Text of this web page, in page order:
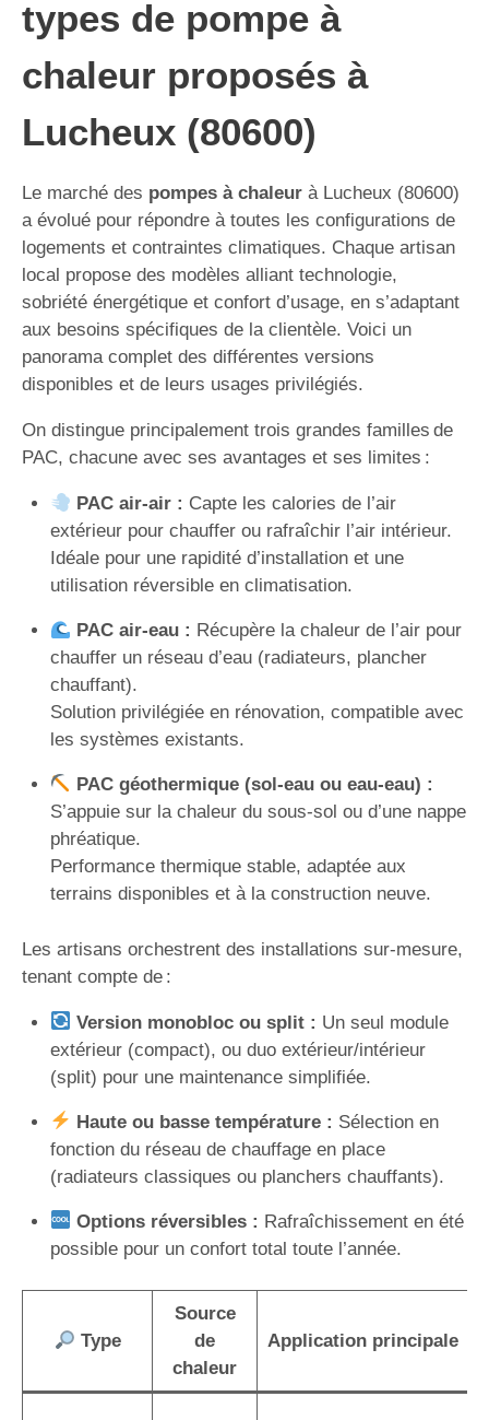
types de pompe à
chaleur proposés à
Lucheux (80600)
Le marché des pompes à chaleur à Lucheux (80600)
a évolué pour répondre à toutes les configurations de
logements et contraintes climatiques. Chaque artisan
local propose des modèles alliant technologie,
sobriété énergétique et confort d’usage, en s’adaptant
aux besoins spécifiques de la clientèle. Voici un
panorama complet des différentes versions
disponibles et de leurs usages privilégiés.
On distingue principalement trois grandes familles de
PAC, chacune avec ses avantages et ses limites :
PAC air-air : Capte les calories de l’air
extérieur pour chauffer ou rafraîchir l’air intérieur.
Idéale pour une rapidité d’installation et une
utilisation réversible en climatisation.
PAC air-eau : Récupère la chaleur de l’air pour
chauffer un réseau d’eau (radiateurs, plancher
chauffant).
Solution privilégiée en rénovation, compatible avec
les systèmes existants.
PAC géothermique (sol-eau ou eau-eau) :
S’appuie sur la chaleur du sous-sol ou d’une nappe
phréatique.
Performance thermique stable, adaptée aux
terrains disponibles et à la construction neuve.
Les artisans orchestrent des installations sur-mesure,
tenant compte de :
Version monobloc ou split : Un seul module
extérieur (compact), ou duo extérieur/intérieur
(split) pour une maintenance simplifiée.
Haute ou basse température : Sélection en
fonction du réseau de chauffage en place
(radiateurs classiques ou planchers chauffants).
Options réversibles : Rafraîchissement en été
possible pour un confort total toute l’année.
Type
Source
de
chaleur
Application principale